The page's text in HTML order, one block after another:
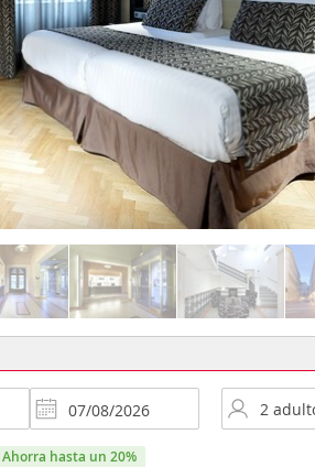
ahorra hasta un 20%